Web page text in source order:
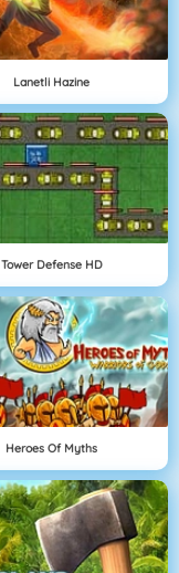
Lanetli Hazine
Tower Defense HD
Heroes Of Myths